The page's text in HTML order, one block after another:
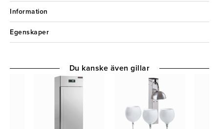
Information
Egenskaper
Du kanske även gillar